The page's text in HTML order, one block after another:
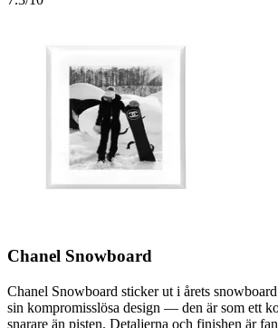
Chanel Snowboard
Chanel Snowboard sticker ut i årets
sin kompromisslösa design — den är som ett
snarare än pisten. Detaljerna och finishen är